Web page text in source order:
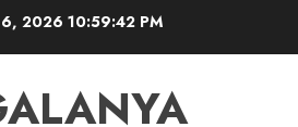
2026 10:59:43 PM